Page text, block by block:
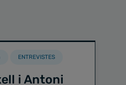
ENTREVISTES
i Antoni